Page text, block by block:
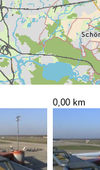
0,00 km